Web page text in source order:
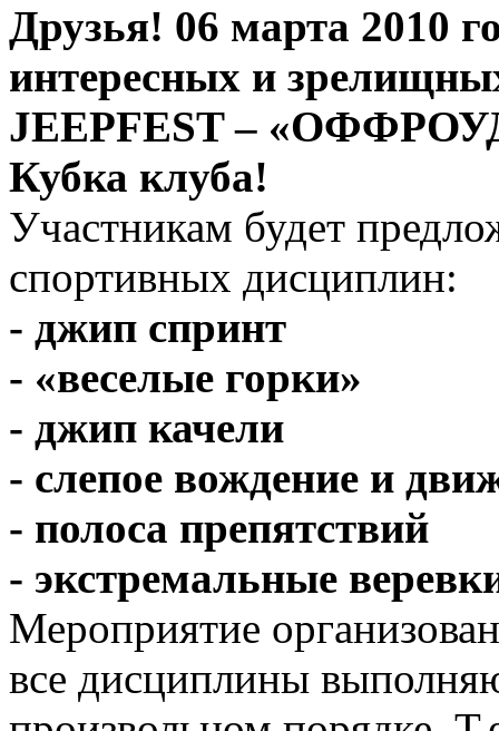
Друзья! 06 марта 2010
интересных и
JEEPFEST –
Кубка клуба!
Участникам будет
спортивных дисциплин:
- джип спринт
- «веселые горки»
- джип качели
- слепое вождение и
- полоса препятствий
- экстремальные
Мероприятие
все дисциплины